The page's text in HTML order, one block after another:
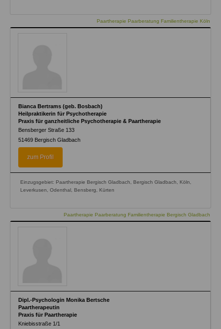
Paartherapie Paarberatung Familientherapie Köln
Bianca Bertrams (geb. Bosbach)
Heilpraktikerin für Psychotherapie
Praxis für ganzheitliche Psychotherapie & Paartherapie
Bensberger Straße 133
51469 Bergisch Gladbach
zum Profil
Einzugsgebiet: Paartherapie Bergisch Gladbach, Bergisch Gladbach, Köln,
Leverkusen, Odenthal, Bensberg, Kürten
Paartherapie Paarberatung Familientherapie Bergisch Gladbach
Dipl.-Psychologin Monika Bertsche
Paartherapeutin
Praxis für Paartherapie
Kniebisstraße 1/1